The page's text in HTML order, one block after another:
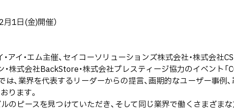
1日(金)開催）
アイ・エム主催、セイコーソリューションズ株式会社・株式会社
株式会社BackStore・株式会社プレスティージ協力のイベント「
、業界を代表するリーダーからの提言、画期的なユーザー事例
ります。
のピースを見つけていただき、そして同じ業界で働くさまざま